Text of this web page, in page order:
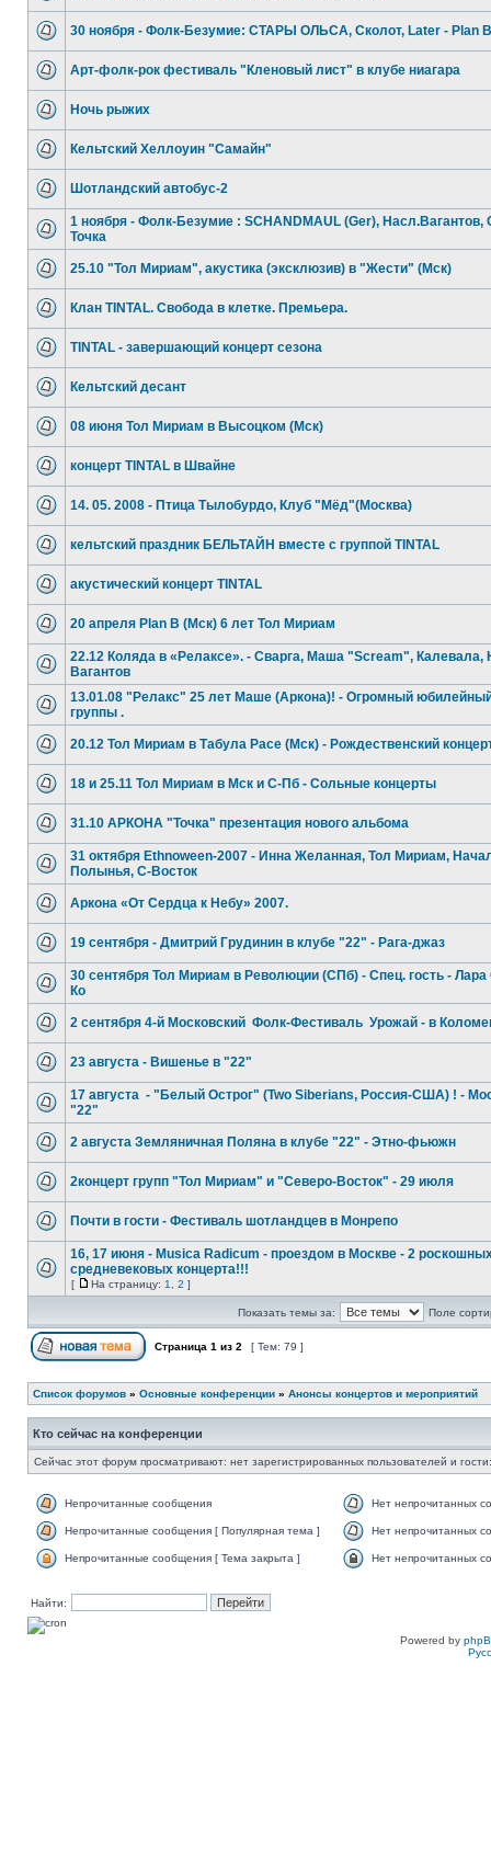
30 ноября - Фолк-Безумие: СТАРЫ ОЛЬСА, Сколот, Later - Plan B
Арт-фолк-рок фестиваль "Кленовый лист" в клубе ниагара
Ночь рыжих
Кельтский Хеллоуин "Самайн"
Шотландский автобус-2
1 ноября - Фолк-Безумие : SCHANDMAUL (Ger), Насл.Вагантов,
Точка
25.10 "Тол Мириам", акустика (эксклюзив) в "Жести" (Мск)
Клан TINTAL. Свобода в клетке. Премьера.
TINTAL - завершающий концерт сезона
Кельтский десант
08 июня Тол Мириам в Высоцком (Мск)
концерт TINTAL в Швайне
14. 05. 2008 - Птица Тылобурдо, Клуб "Мёд"(Москва)
кельтский праздник БЕЛЬТАЙН вместе с группой TINTAL
акустический концерт TINTAL
20 апреля Plan B (Мск) 6 лет Тол Мириам
22.12 Коляда в «Релаксе». - Сварга, Маша "Scream", Калевала,
Вагантов
13.01.08 "Релакс" 25 лет Маше (Аркона)! - Огромный
группы .
20.12 Тол Мириам в Табула Расе (Мск) - Рождественский
18 и 25.11 Тол Мириам в Мск и С-Пб - Сольные концерты
31.10 АРКОНА "Точка" презентация нового альбома
31 октября Ethnoween-2007 - Инна Желанная, Тол Мириам,
Полынья, С-Восток
Аркона «От Сердца к Небу» 2007.
19 сентября - Дмитрий Грудинин в клубе "22" - Рага-джаз
30 сентября Тол Мириам в Революции (СПб) - Спец. гость - Лара
Ко
2 сентября 4-й Московский ­ Фолк-Фестиваль ­ Урожай - в
23 августа - Вишенье в "22"
17 августа - "Белый Острог" (Two Siberians, Россия-США) ! -
"22"
2 августа Земляничная Поляна в клубе "22" - Этно-фьюжн
2концерт групп "Тол Мириам" и "Северо-Восток" - 29 июля
Почти в гости - Фестиваль шотландцев в Монрепо
16, 17 июня - Musica Radicum - проездом в Москве - 2
средневековых концерта!!!
[ На страницу: 1 2 ]
Показать темы за: Поле
Страница 1 из 2 [ Тем: 79 ]
Список форумов » Основные конференции » Анонсы концертов и мероприятий
Кто сейчас на конференции
Сейчас этот форум просматривают: нет зарегистрированных пользователей и
Непрочитанные сообщения Нет непрочитанных
Непрочитанные сообщения [ Популярная тема ] Нет непрочитанных
Непрочитанные сообщения [ Тема закрыта ] Нет непрочитанных
Найти:
Powered by